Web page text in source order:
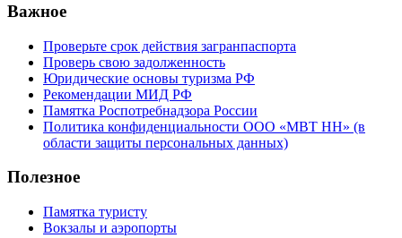
Важное
Проверьте срок действия загранпаспорта
Проверь свою задолженность
Юридические основы туризма РФ
Рекомендации МИД РФ
Памятка Роспотребнадзора России
Политика конфиденциальности ООО «МВТ НН» (в
области защиты персональных данных)
Полезное
Памятка туристу
Вокзалы и аэропорты